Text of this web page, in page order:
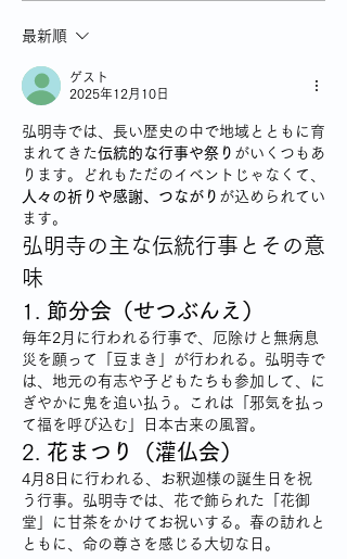
最新順
ゲスト
2025年12月10日
弘明寺では、長い歴史の中で地域とともに育
まれてきた伝統的な行事や祭り がいくつもあ
ります。どれもただのイベントじゃなくて、
人々の祈りや感謝、つながり が込められてい
ます。
弘明寺の主な伝統行事とその意
味
1. 節分会（せつぶんえ）
毎年2月に行われる行事で、厄除けと無病息
災を願って「豆まき」が行われる。弘明寺で
は、地元の有志や子どもたちも参加して、に
ぎやかに鬼を追い払う。これは「邪気を払っ
て福を呼び込む」日本古来の風習。
2. 花まつり（灌仏会）
4月8日に行われる、お釈迦様の誕生日を祝
う行事。弘明寺では、花で飾られた「花御
堂」に甘茶をかけてお祝いする。春の訪れと
ともに、命の尊さを感じる大切な日。